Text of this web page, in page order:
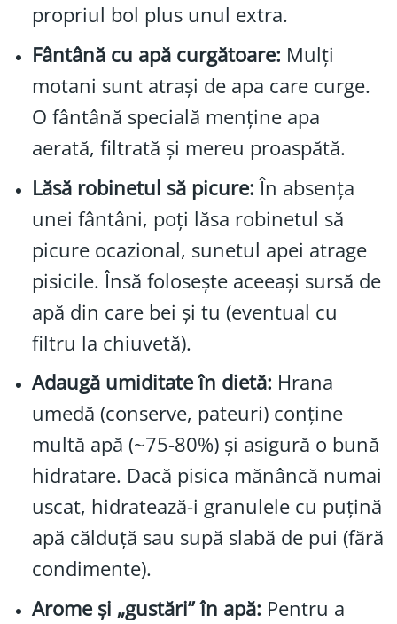
propriul bol plus unul extra.
Fântână cu apă curgătoare: Mulți
motani sunt atrași de apa care curge.
O fântână specială menține apa
aerată, filtrată și mereu proaspătă.
Lăsă robinetul să picure:În absența
unei fântâni, poți lăsa robinetul să
picure ocazional, sunetul apei atrage
pisicile. Însă folosește aceeași sursă de
apă din care bei și tu (eventual cu
filtru la chiuvetă).
Adaugă umiditate în dietă: Hrana
umedă (conserve, pateuri) conține
multă apă (~75-80%) și asigură o bună
hidratare. Dacă pisica mănâncă numai
uscat, hidratează-i granulele cu puțină
apă călduță sau supă slabă de pui (fără
condimente).
Arome și „gustări” în apă: Pentru a